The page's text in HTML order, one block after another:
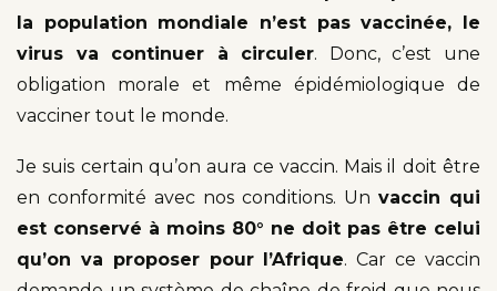
la population mondiale n’est pas vaccinée, le
virus va continuer à circuler. Donc, c’est une
obligation morale et même épidémiologique de
vacciner tout le monde.
Je suis certain qu’on aura ce vaccin. Mais il doit être
en conformité avec nos conditions. Un vaccin qui
est conservé à moins 80° ne doit pas être celui
qu’on va proposer pour l’Afrique. Car ce vaccin